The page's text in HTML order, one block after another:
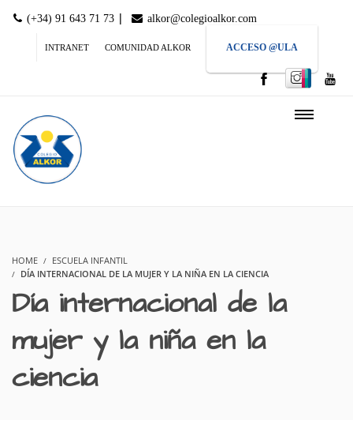
(+34) 91 643 71 73 | alkor@colegioalkor.com
INTRANET COMUNIDAD ALKOR ACCESO @ULA
HOME
ESCUELA INFANTIL
DÍA INTERNACIONAL DE LA MUJER Y LA NIÑA EN LA CIENCIA
Día internacional de la
mujer y la niña en la
ciencia